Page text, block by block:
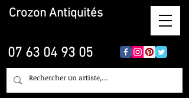
Crozon Antiquités
07 63 04 93 05